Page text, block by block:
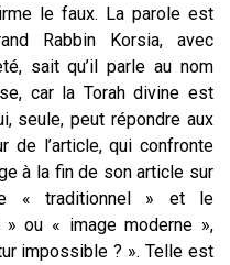
le faux. La parole est
Rabbin Korsia, avec
sait qu’il parle au nom
car la Torah divine est
seule, peut répondre aux
de l’article, qui confronte
à la fin de son article sur
« traditionnel » et le
ou « image moderne »,
impossible ? ». Telle est